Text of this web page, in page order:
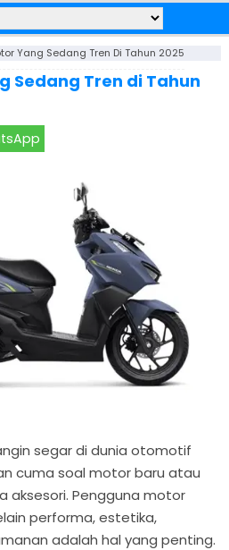
Yang Sedang Tren Di Tahun 2025
Sedang Tren di Tahun
segar di dunia otomotif
cuma soal motor baru atau
aksesori. Pengguna motor
performa, estetika,
adalah hal yang penting.